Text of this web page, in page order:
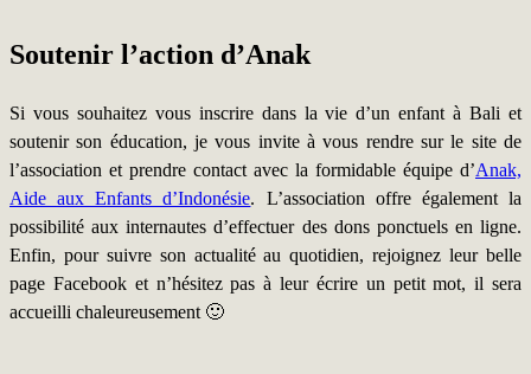
Soutenir l’action d’Anak
Si vous souhaitez vous inscrire dans la vie d’un enfant à Bali et
soutenir son éducation, je vous invite à vous rendre sur le site de
l’association et prendre contact avec la formidable équipe d’Anak,
Aide aux Enfants d’Indonésie. L’association offre également la
possibilité aux internautes d’effectuer des dons ponctuels en ligne.
Enfin, pour suivre son actualité au quotidien, rejoignez leur belle
page Facebook et n’hésitez pas à leur écrire un petit mot, il sera
accueilli chaleureusement 🙂